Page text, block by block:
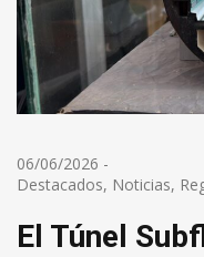
06/06/2026 -
Destacados, Noticias,
El Túnel